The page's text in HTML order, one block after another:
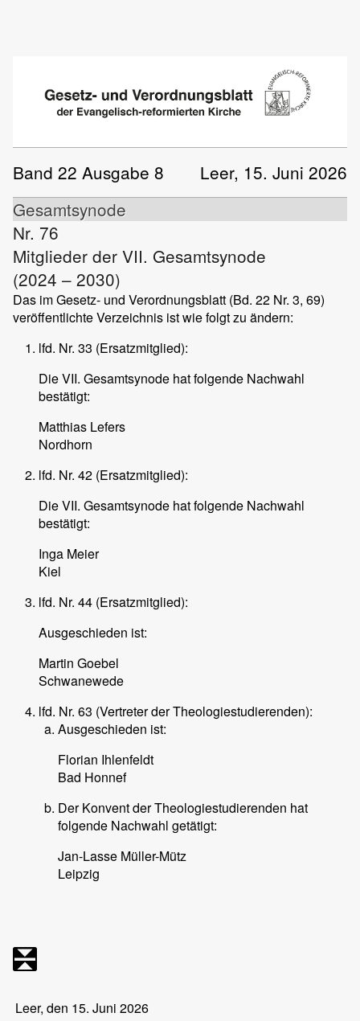
Band 22 Ausgabe 8
Leer, 15. Juni 2026
Gesamtsynode
Nr. 76
Mitglieder der VII. Gesamtsynode
(2024 – 2030)
Das im Gesetz- und Verordnungsblatt (Bd. 22 Nr. 3, 69)
veröffentlichte Verzeichnis ist wie folgt zu ändern:
lfd. Nr. 33 (Ersatzmitglied):
Die VII. Gesamtsynode hat folgende Nachwahl
bestätigt:
Matthias Lefers
Nordhorn
lfd. Nr. 42 (Ersatzmitglied):
Die VII. Gesamtsynode hat folgende Nachwahl
bestätigt:
Inga Meier
Kiel
lfd. Nr. 44 (Ersatzmitglied):
Ausgeschieden ist:
Martin Goebel
Schwanewede
lfd. Nr. 63 (Vertreter der Theologiestudierenden):
Ausgeschieden ist:
Florian Ihlenfeldt
Bad Honnef
Der Konvent der Theologiestudierenden hat
folgende Nachwahl getätigt:
Jan-Lasse Müller-Mütz
Leipzig
Leer, den 15. Juni 2026